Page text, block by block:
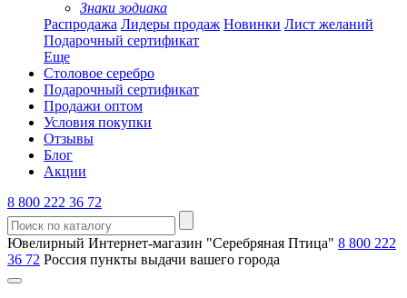
Знаки зодиака
Распродажа Лидеры продаж Новинки Лист желаний
Подарочный сертификат
Еще
Столовое серебро
Подарочный сертификат
Продажи оптом
Условия покупки
Отзывы
Блог
Акции
8 800 222 36 72
Ювелирный Интернет-магазин "Серебряная Птица" 8 800 222
36 72 Россия пункты выдачи вашего города